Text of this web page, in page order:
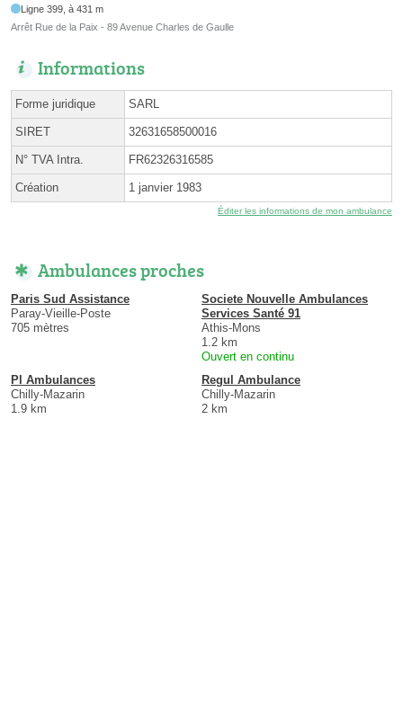
Ligne 399, à 431 m
Arrêt Rue de la Paix - 89 Avenue Charles de Gaulle
Informations
Forme juridique SARL
SIRET 32631658500016
N° TVA Intra. FR62326316585
Création 1 janvier 1983
Éditer les informations de mon ambulance
Ambulances proches
Paris Sud Assistance
Paray-Vieille-Poste
705 mètres
Societe Nouvelle Ambulances
Services Santé 91
Athis-Mons
1.2 km
Ouvert en continu
Pl Ambulances
Chilly-Mazarin
1.9 km
Regul Ambulance
Chilly-Mazarin
2 km